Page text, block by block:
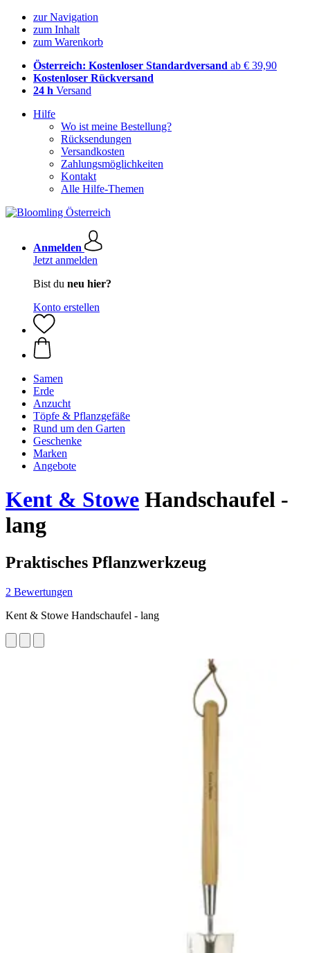
zur Navigation
zum Inhalt
zum Warenkorb
Österreich: Kostenloser Standardversand ab € 39,90
Kostenloser Rückversand
24 h Versand
Hilfe
Wo ist meine Bestellung?
Rücksendungen
Versandkosten
Zahlungsmöglichkeiten
Kontakt
Alle Hilfe-Themen
Anmelden
Jetzt anmelden
Bist du neu hier?
Konto erstellen
Samen
Erde
Anzucht
Töpfe & Pflanzgefäße
Rund um den Garten
Geschenke
Marken
Angebote
Kent & Stowe Handschaufel -
lang
Praktisches Pflanzwerkzeug
2 Bewertungen
Kent & Stowe Handschaufel - lang